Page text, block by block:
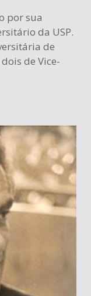
por sua
da USP.
de
de Vice-